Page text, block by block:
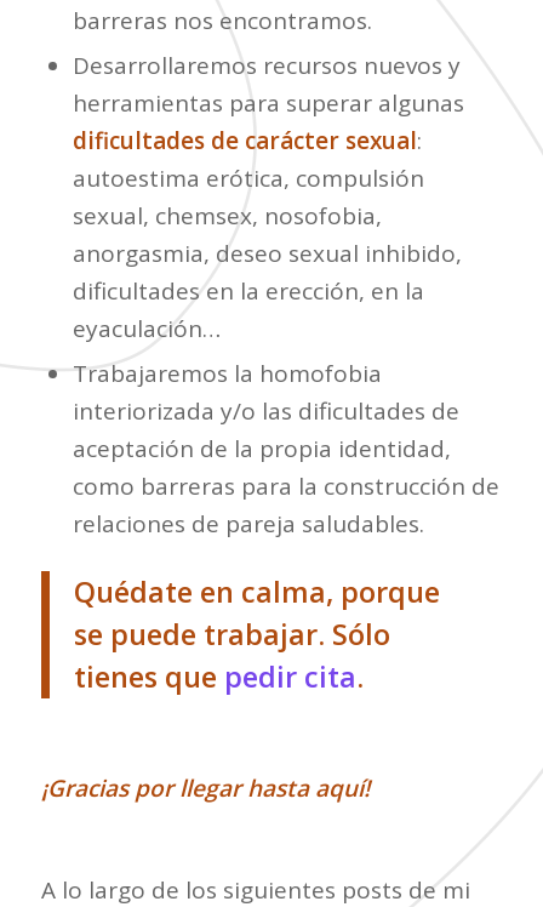
barreras nos encontramos.
Desarrollaremos recursos nuevos y
herramientas para superar algunas
dificultades de carácter sexual:
autoestima erótica, compulsión
sexual, chemsex, nosofobia,
anorgasmia, deseo sexual inhibido,
dificultades en la erección, en la
eyaculación…
Trabajaremos la homofobia
interiorizada y/o las dificultades de
aceptación de la propia identidad,
como barreras para la construcción de
relaciones de pareja saludables.
Quédate en calma, porque
se puede trabajar. Sólo
tienes que pedir cita.
¡Gracias por llegar hasta aquí!
A lo largo de los siguientes posts de mi